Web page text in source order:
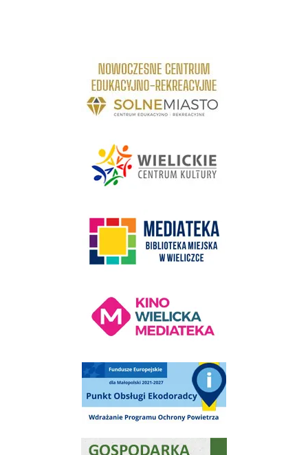
link do strony Centrum Edukacyjno Rekreacyjne
Punkt Obsługi Ekodoradcy Wieliczka
Gospodarka odpadami na terenie Miasta i Gminy Wieliczka